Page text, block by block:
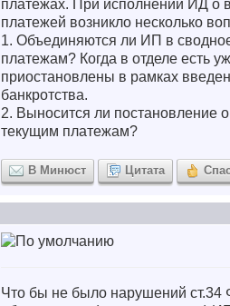
платежах. При исполнении ИД о
платежей возникло несколько
1. Объединяются ли ИП в
платежам? Когда в отделе есть
приостановлены в рамках
банкротства.
2. Выносится ли постановление
текущим платежам?
В Минюст Цитата
Что бы не было нарушений ст.34